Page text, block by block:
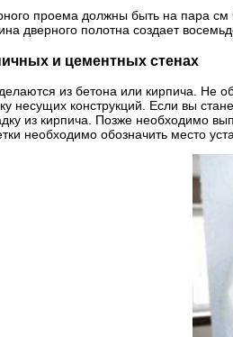
проема должны быть на пара см
дверного полотна создает
и цементных стенах
из бетона или кирпича. Не
несущих конструкций. Если вы
из кирпича. Позже необходимо
необходимо обозначить место